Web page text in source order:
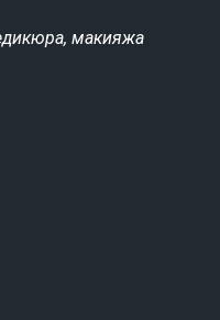
макияжа